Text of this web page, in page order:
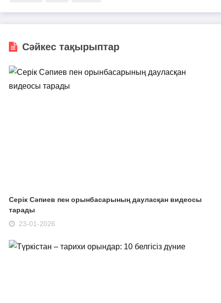
Сәйкес тақырыптар
Серік Сәпиев пен орынбасарының дауласқан видеосы
тарады
23-01-2026